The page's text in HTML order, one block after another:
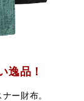
逸品！
ー財布。